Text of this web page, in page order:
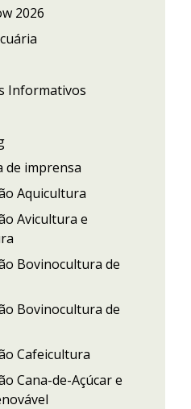
2026
Informativos
de imprensa
Aquicultura
Avicultura e
Bovinocultura de
Bovinocultura de
Cafeicultura
Cana-de-Açúcar e